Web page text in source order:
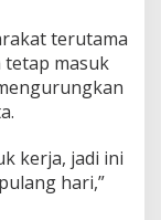
terutama
tetap masuk
kerja, jadi ini
hari,”